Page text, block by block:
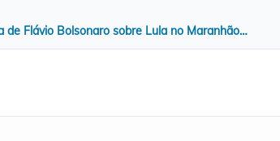
de Flávio Bolsonaro sobre Lula no Maranhão…